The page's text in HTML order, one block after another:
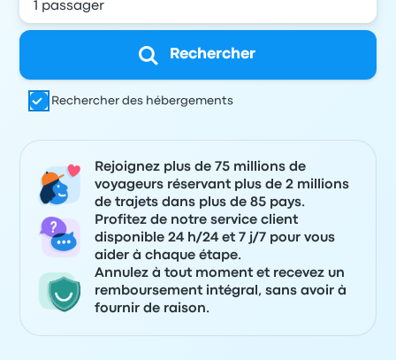
Rechercher
Rechercher des hébergements
Rejoignez plus de 75 millions de
voyageurs réservant plus de 2 millions
de trajets dans plus de 85 pays.
Profitez de notre service client
disponible 24 h/24 et 7 j/7 pour vous
aider à chaque étape.
Annulez à tout moment et recevez un
remboursement intégral, sans avoir à
fournir de raison.